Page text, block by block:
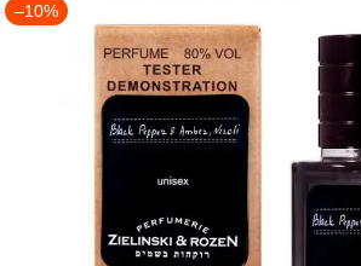
–10%